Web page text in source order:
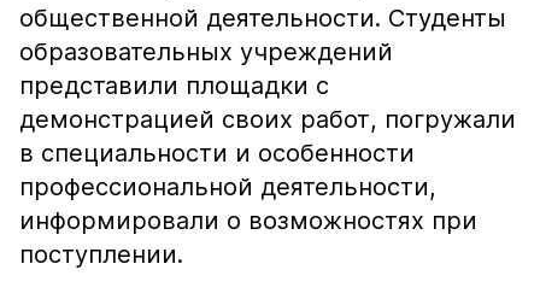
общественной деятельности. Студенты
образовательных учреждений
представили площадки с
демонстрацией своих работ, погружали
в специальности и особенности
профессиональной деятельности,
информировали о возможностях при
поступлении.